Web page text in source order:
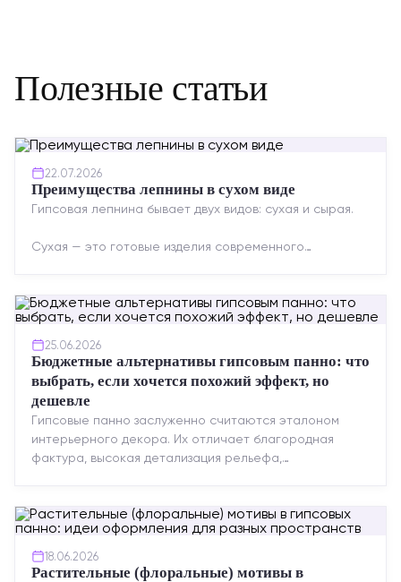
Полезные статьи
22.07.2026
Преимущества лепнины в сухом виде
Гипсовая лепнина бывает двух видов: сухая и сырая.
Сухая — это готовые изделия современного
25.06.2026
Бюджетные альтернативы гипсовым панно: что
выбрать, если хочется похожий эффект, но
дешевле
Гипсовые панно заслуженно считаются эталоном
интерьерного декора. Их отличает благородная
фактура, высокая детализация рельефа,
18.06.2026
Растительные (флоральные) мотивы в